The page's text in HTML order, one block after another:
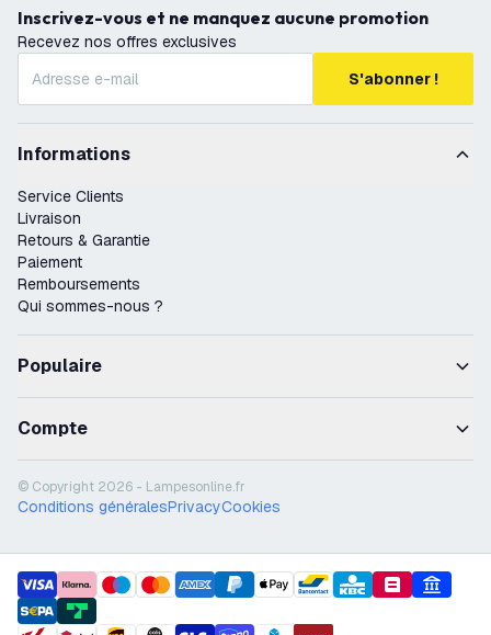
Inscrivez-vous et ne manquez aucune promotion
Recevez nos offres exclusives
S'abonner !
Informations
Service Clients
Livraison
Retours & Garantie
Paiement
Remboursements
Qui sommes-nous ?
Populaire
Compte
© Copyright 2026 - Lampesonline.fr
Conditions généralesPrivacyCookies
payment methods